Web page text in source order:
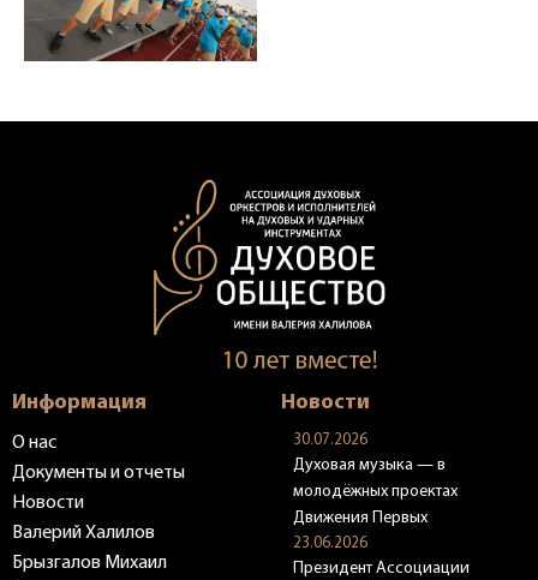
Информация
О нас
Документы и отчеты
Новости
Валерий Халилов
Брызгалов Михаил
Новости
30.07.2026
Духовая музыка — в
молодёжных проектах
Движения Первых
23.06.2026
Президент Ассоциации